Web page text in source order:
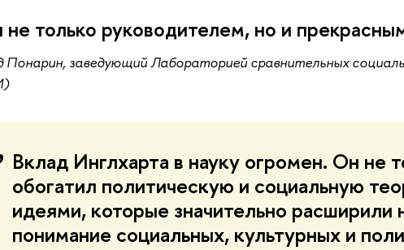
не только руководителем, но и
Понарин, заведующий Лабораторией сравнительных
Вклад Инглхарта в науку огромен. Он не
обогатил политическую и социальную
идеями, которые значительно расширили
понимание социальных, культурных и